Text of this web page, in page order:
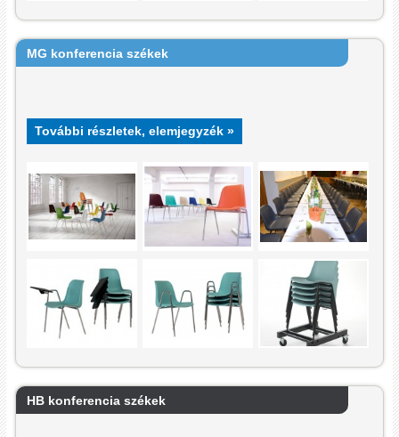
MG konferencia székek
További részletek, elemjegyzék »
HB konferencia székek